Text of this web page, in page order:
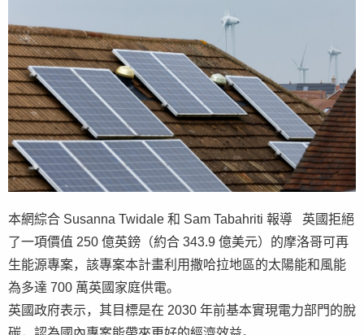
本網綜合 Susanna Twidale 和 Sam Tabahriti 報導 英國拒絕
了一項價值 250 億英鎊（約合 343.9 億美元）的摩洛哥可再
生能源專案，該專案本計畫利用撒哈拉地區的太陽能和風能
為多達 700 萬英國家庭供電。
英國政府表示，其目標是在 2030 年前基本實現電力部門的脫